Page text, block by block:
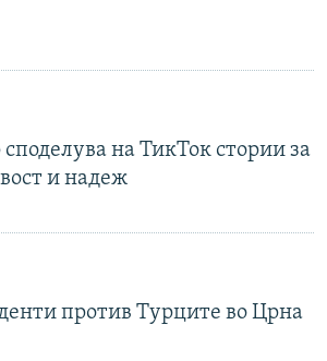
на ТикТок стории за
и надеж
против Турците во Црна